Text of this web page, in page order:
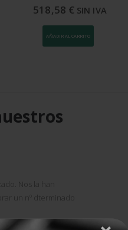
518,58€ SIN IVA
AÑADIR AL CARRITO
Nos la han
un nº dterminado